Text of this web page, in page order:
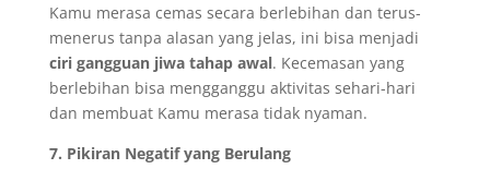
Kamu merasa cemas secara berlebihan dan terus-
menerus tanpa alasan yang jelas, ini bisa menjadi
ciri gangguan jiwa tahap awal. Kecemasan yang
berlebihan bisa mengganggu aktivitas sehari-hari
dan membuat Kamu merasa tidak nyaman.
7. Pikiran Negatif yang Berulang